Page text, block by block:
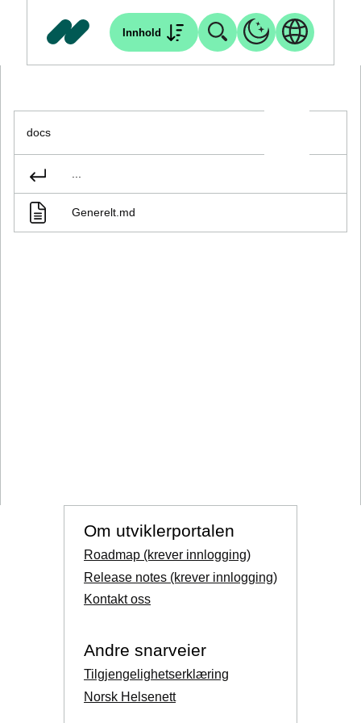
Innhold
docs
Generelt.md
Om utviklerportalen
Roadmap (krever innlogging)
Release notes (krever innlogging)
Kontakt oss
Andre snarveier
Tilgjengelighetserklæring
Norsk Helsenett